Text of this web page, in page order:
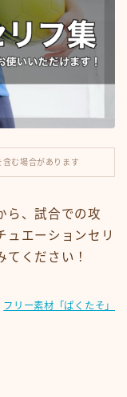
含む場合があります
ら、試合での攻
ュエーションセリ
ください！
フリー素材「ぱくたそ」